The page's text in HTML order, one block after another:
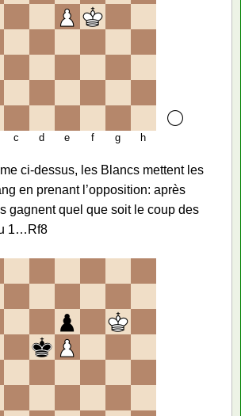
c d e f g h
ci-dessus, les Blancs mettent les
en prenant l’opposition: après
gagnent quel que soit le coup des
1…Rf8